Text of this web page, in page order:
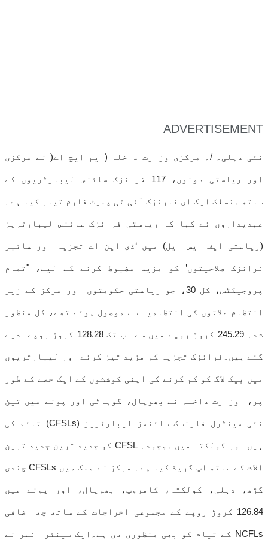
ADVERTISEMENT
نئی دہلی۔ /۔ مرکزی وزارت داخلہ (ایم ایچ اے( نے مرکزی
اور ریاستی دونوں، 117 فرانزک سائنس لیبارٹریوں کے
ساتھ منسلک ایک ای فارنزک آئی ٹی پلیٹ فارم تیار کیا ہے۔
عہدیداروں نے کہا کہ ریاستی فرانزک سائنس لیبارٹریز
(ریاستی ایف ایس ایل) میں ‘ڈی این اے تجزیہ اور سائبر
فرانزک صلاحیتوں’ کو مزید مضبوط کرنے کے لیے، "تمام
پروجیکٹس، کل 30، جو ریاستی حکومتوں اور مرکز کے زیر
انتظام علاقوں کی انتظامیہ سے موصول ہوئے تھے، کل منظور
شدہ 245.29 کروڑ روپے میں سے اب تک 128.28 کروڑ روپے دیے
گئے ہیں۔فرانزک تجزیہ کو مزید تیز کرنے اور لیبارٹریوں
میں بیک لاگ کو کم کرنے کی اپنی کوششوں کے ایک حصے کے طور
پر، وزارت داخلہ نے بھوپال، گوہاٹی اور پونے میں تین
نئی سینٹرل فارنسک سائنسز لیبارٹریز (CFSLs) قائم کی
ہیں اور کولکتہ میں موجودہ CFSL کو جدید ترین جدید ترین
آلات کے ساتھ اپ گریڈ کیا ہے۔ مرکز نے ملک میں CFSLs چندی
گڑھ، دہلی، کولکتہ، کامروپ، بھوپال، اور پونے میں
126.84 کروڑ روپے کے مجموعی اخراجات کے ساتھ چھ اضافی
NCFLs کے قیام کو بھی منظوری دی ہے۔ایک سینئر افسر نے